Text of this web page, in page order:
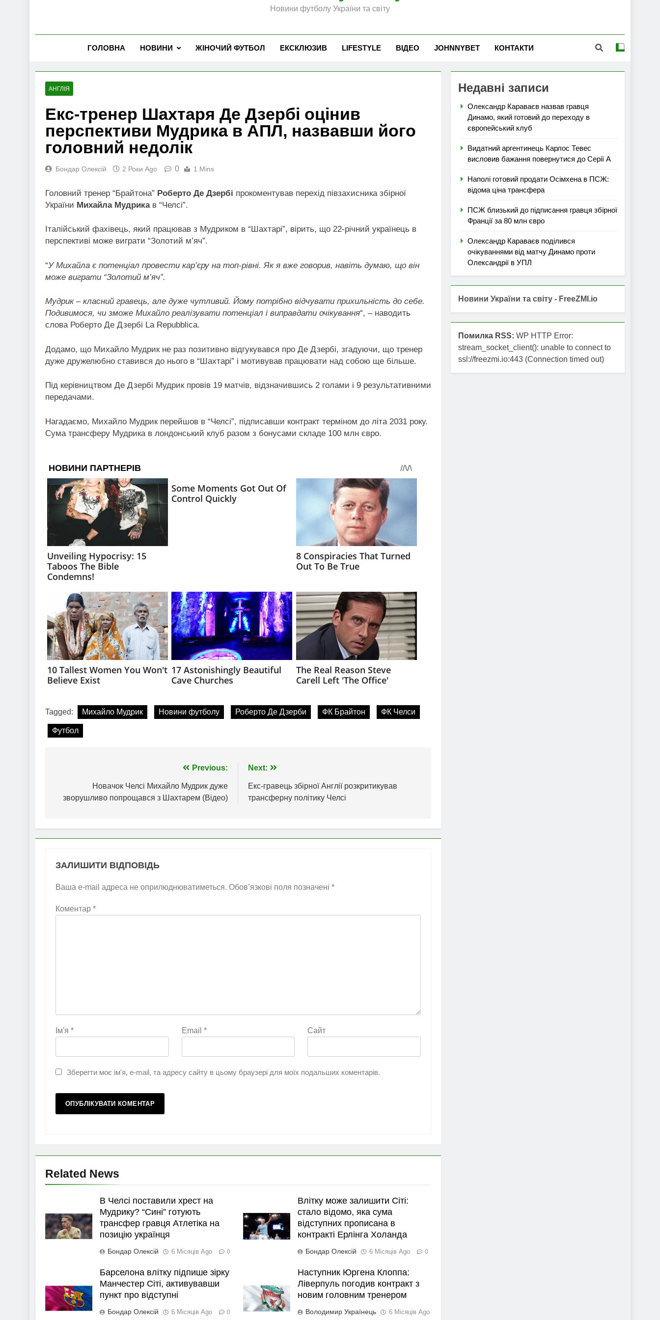
Новини футболу України та світу
ГОЛОВНА НОВИНИ ЖІНОЧИЙ ФУТБОЛ ЕКСКЛЮЗИВ LIFESTYLE ВІДЕО JOHNNYBET КОНТАКТИ
АНГЛІЯ
Екс-тренер Шахтаря Де Дзербі оцінив
перспективи Мудрика в АПЛ, назвавши його
головний недолік
Бондар Олексій 2 Роки Ago 0 1 Mins
Головний тренер “Брайтона” Роберто Де Дзербі прокоментував перехід півзахисника збірної
України Михайла Мудрикав “Челсі”.
Італійський фахівець, який працював з Мудриком в “Шахтарі”, вірить, що 22-річний українець в
перспективі може виграти “Золотий м’яч”.
“У Михайла є потенціал провести кар’єру на топ-рівні. Як я вже говорив, навіть думаю, що він
може виграти “Золотий м’яч”.
Мудрик – класний гравець, але дуже чутливий. Йому потрібно відчувати прихильність до себе.
Подивимося, чи зможе Михайло реалізувати потенціал і виправдати очікування“, – наводить
слова Роберто Де Дзербі La Repubblica.
Додамо, що Михайло Мудрик не раз позитивно відгукувався про Де Дзербі, згадуючи, що тренер
дуже дружелюбно ставився до нього в “Шахтарі” і мотивував працювати над собою ще більше.
Під керівництвом Де Дзербі Мудрик провів 19 матчів, відзначившись 2 голами і 9 результативними
передачами.
Нагадаємо, Михайло Мудрик перейшов в “Челсі”, підписавши контракт терміном до літа 2031 року.
Сума трансферу Мудрика в лондонський клуб разом з бонусами складе 100 млн євро.
Tagged: Михайло Мудрик Новини футболу Роберто Де Дзерби ФК Брайтон ФК Челси
Футбол
записів
Previous:
Новачок Челсі Михайло Мудрик дуже
зворушливо попрощався з Шахтарем (Відео)
Next:
Екс-гравець збірної Англії розкритикував
трансферну політику Челсі
ЗАЛИШИТИ ВІДПОВІДЬ
Ваша e-mail адреса не оприлюднюватиметься. Обов’язкові поля позначені *
Коментар *
Ім'я * Email * Сайт
Зберегти моє ім'я, e-mail, та адресу сайту в цьому браузері для моїх подальших коментарів.
Related News
В Челсі поставили хрест на
Мудрику? “Сині” готують
трансфер гравця Атлетіка на
позицію українця
Бондар Олексій 6 Місяців Ago 0
Влітку може залишити Сіті:
стало відомо, яка сума
відступних прописана в
контракті Ерлінга Холанда
Бондар Олексій 6 Місяців Ago 0
Барселона влітку підпише зірку
Манчестер Сіті, активувавши
пункт про відступні
Бондар Олексій 6 Місяців Ago 0
Наступник Юргена Клоппа:
Ліверпуль погодив контракт з
новим головним тренером
Володимир Українець 6 Місяців Ago
Недавні записи
Олександр Караваєв назвав гравця
Динамо, який готовий до переходу в
європейський клуб
Видатний аргентинець Карлос Тевес
висловив бажання повернутися до Серії А
Наполі готовий продати Осімхена в ПСЖ:
відома ціна трансфера
ПСЖ близький до підписання гравця збірної
Франції за 80 млн євро
Олександр Караваєв поділився
очікуваннями від матчу Динамо проти
Олександрії в УПЛ
Новини України та світу - FreeZMI.io
Помилка RSS: WP HTTP Error:
stream_socket_client(): unable to connect to
ssl://freezmi.io:443 (Connection timed out)